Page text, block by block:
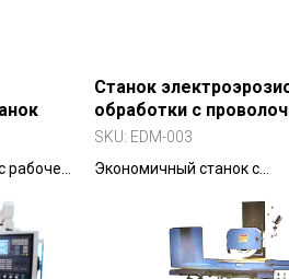
Станок
обработки с
электродом
SKU: EDM-003
Экономичный станок с
поступательной
(8–10 м/с) для черновой и
получистовой резки.